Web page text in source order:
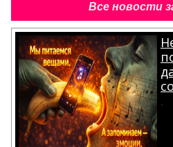
Все новости
.